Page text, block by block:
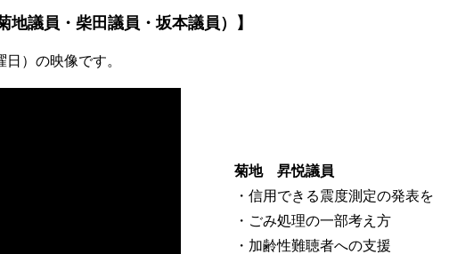
地議員・柴田議員・坂本議員）】
）の映像です。
菊地 昇悦議員
・信用できる震度測定の発表を
・ごみ処理の一部考え方
・加齢性難聴者への支援